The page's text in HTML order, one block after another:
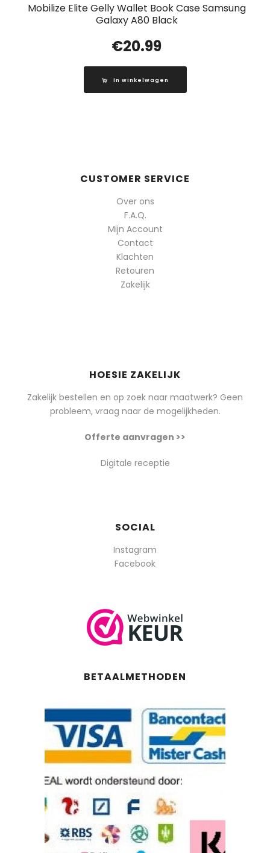
Mobilize Elite Gelly Wallet Book Case Samsung
Galaxy A80 Black
€20.99
In winkelwagen
CUSTOMER SERVICE
Over ons
F.A.Q.
Mijn Account
Contact
Klachten
Retouren
Zakelijk
HOESIE ZAKELIJK
Zakelijk bestellen en op zoek naar maatwerk? Geen
probleem, vraag naar de mogelijkheden.
Offerte aanvragen >>
Digitale receptie
SOCIAL
Instagram
Facebook
BETAALMETHODEN